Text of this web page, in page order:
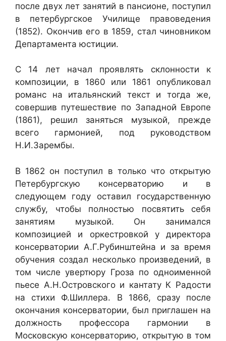
после двух лет занятий в пансионе, поступил
в петербургское Училище правоведения
(1852). Окончив его в 1859, стал чиновником
Департамента юстиции.
С 14 лет начал проявлять склонности к
композиции, в 1860 или 1861 опубликовал
романс на итальянский текст и тогда же,
совершив путешествие по Западной Европе
(1861), решил заняться музыкой, прежде
всего гармонией, под руководством
Н.И.Зарембы.
В 1862 он поступил в только что открытую
Петербургскую консерваторию и в
следующем году оставил государственную
службу, чтобы полностью посвятить себя
занятиям музыкой. Он занимался
композицией и оркестровкой у директора
консерватории А.Г.Рубинштейна и за время
обучения создал несколько произведений, в
том числе увертюру Гроза по одноименной
пьесе А.Н.Островского и кантату К Радости
на стихи Ф.Шиллера. В 1866, сразу после
окончания консерватории, был приглашен на
должность профессора гармонии в
Московскую консерваторию, открытую в том